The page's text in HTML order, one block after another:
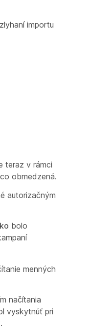
importu
teraz v rámci
obmedzená.
autorizačným
bolo
menných
načítania
vyskytnúť pri